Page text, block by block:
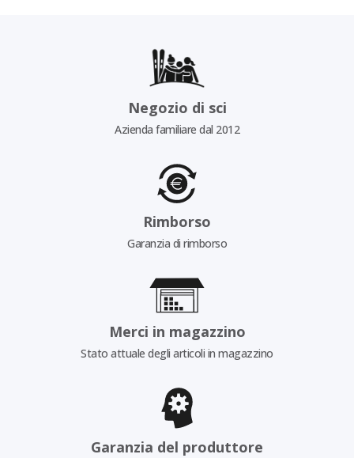
Negozio di sci
Azienda familiare dal 2012
Rimborso
Garanzia di rimborso
Merci in magazzino
Stato attuale degli articoli in magazzino
Garanzia del produttore